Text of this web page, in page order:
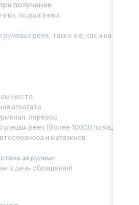
получении
подшипники
реек, таких же, как и на Вашей
месте
агрегата
перевод
реек (более 10000 позиций,
и магазинов
за рулем»
в день обращения!